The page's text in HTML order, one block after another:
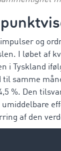
og
I løbet af
i Tyskland
til samme
%. Den
af den